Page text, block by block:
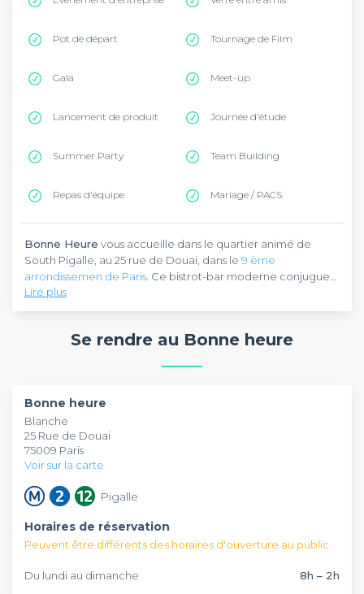
Pot de départ Tournage de Film
Gala Meet-up
Lancement de produit Journée d'étude
Summer Party Team Building
Repas d'équipe Mariage / PACS
Bonne Heure vous accueille dans le quartier animé de
South Pigalle, au 25 rue de Douai, dans le 9 ème
arrondissemen de Paris . Ce bistrot-bar moderne conjugue
l'esprit authentique du quartier avec une ambiance
contemporaine idéale pour vos événements.
Bonne Heurepropose une expérience complète avec sa
servie en continu. Que vous organisiez un afterwork, un
Pigalle dans un cadre convivial et chaleureux.
Lire plus
Se rendre au Bonne heure
Bonne heure
Blanche
25 Rue de Douai
75009 Paris
Voir sur la carte
Pigalle
Horaires de réservation
Peuvent être différents des horaires d'ouverture au public
Du lundi au dimanche 8h – 2h